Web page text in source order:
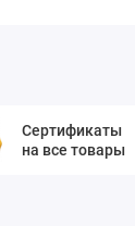
Сертификаты
на все товары